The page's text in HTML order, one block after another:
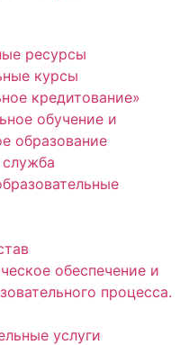
ресурсы
курсы
кредитование»
обучение и
образование
обеспечение и
процесса.
услуги